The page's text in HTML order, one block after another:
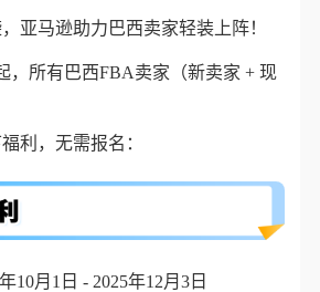
亚马逊助力巴西卖家轻装上阵！
，所有巴西FBA卖家（新卖家 + 现
利，无需报名：
10月1日 - 2025年12月3日